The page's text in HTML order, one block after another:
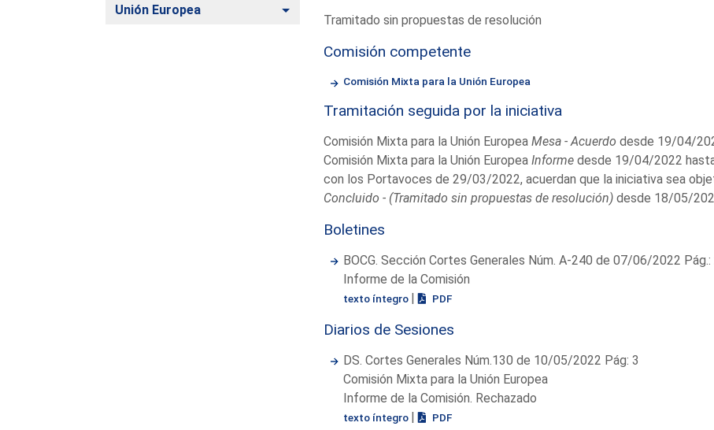
Unión Europea Alternar
Tramitado sin propuestas de resolución
Comisión competente
Comisión Mixta para la Unión Europea
Tramitación seguida por la iniciativa
Comisión Mixta para la Unión Europea Mesa - Acuerdo desde 19/04/
Comisión Mixta para la Unión Europea Informedesde 19/04/2022
con los Portavoces de 29/03/2022, acuerdan que la iniciativa sea
Concluido - (Tramitado sin propuestas de resolución)desde 18/05/
Boletines
BOCG. Sección Cortes Generales Núm. A-240 de 07/06/2022 Pág.:
Informe de la Comisión
texto íntegro | PDF
Diarios de Sesiones
DS. Cortes Generales Núm.130 de 10/05/2022 Pág: 3
Comisión Mixta para la Unión Europea
Informe de la Comisión. Rechazado
texto íntegro | PDF